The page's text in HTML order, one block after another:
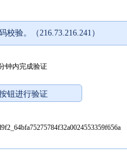
验。（216.73.216.241）
钟内完成验证